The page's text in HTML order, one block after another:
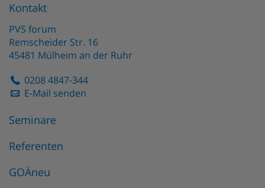
Kontakt
PVS forum
Remscheider Str. 16
45481 Mülheim an der Ruhr
0208 4847-344
E-Mail senden
Seminare
Referenten
GOÄneu